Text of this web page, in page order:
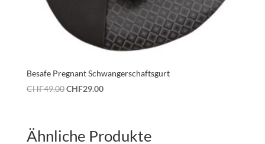
Besafe Pregnant Schwangerschaftsgurt
CHF49.00Ursprünglicher
CHF49.00
CHF29.00Aktueller
CHF29.00.
Ähnliche Produkte